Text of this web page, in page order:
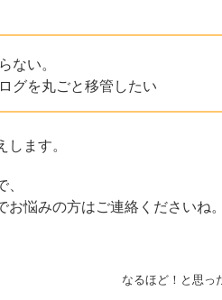
ない。
グを丸ごと移管したい
ます。
悩みの方はご連絡くださいね。
なるほど！と思